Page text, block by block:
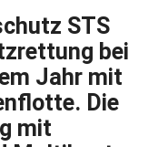
STS
bei
Jahr mit
Die
mit